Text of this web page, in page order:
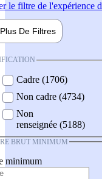
le filtre de l'expérience
Plus De Filtres
Cadre (1706)
Non cadre (4734)
Non
renseignée (5188)
BRUT MINIMUM
minimum